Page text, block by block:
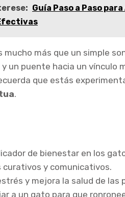
Guía Paso a Paso
mucho más que un simple
un puente hacia un vínculo
que estás
.
de bienestar en los
y comunicativos.
y mejora la salud de las
a un gato para que